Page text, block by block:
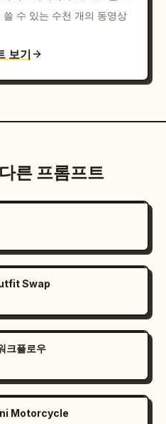
수 있는 수천 개의 동영상
보기
른 프롬프트
Swap
크플로우
Motorcycle